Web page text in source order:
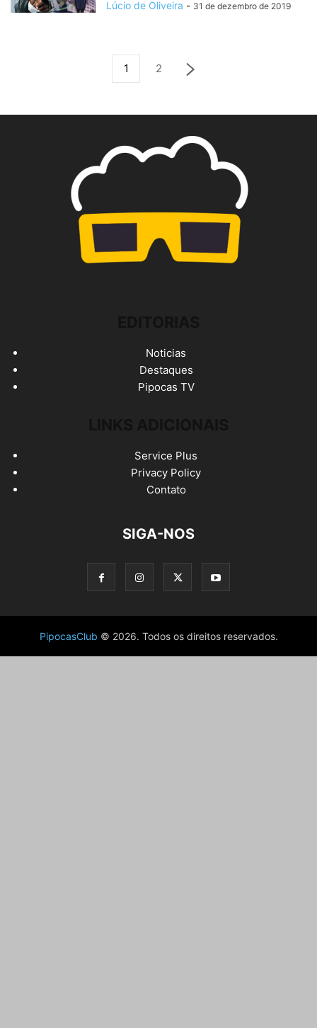
Lúcio de Oliveira - 31 de dezembro de 2019
1 2
Noticias
Destaques
Pipocas TV
Service Plus
Privacy Policy
Contato
SIGA-NOS
PipocasClub © 2026. Todos os direitos reservados.